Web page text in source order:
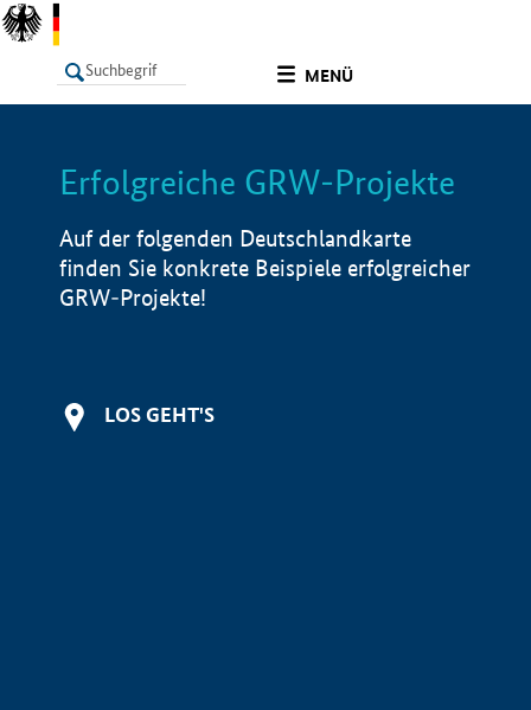
MENÜ
LISTE Info
Erfolgreiche GRW-Projekte
Auf der folgenden Deutschlandkarte
finden Sie konkrete Beispiele erfolgreicher
GRW-Projekte!
LOS GEHT'S